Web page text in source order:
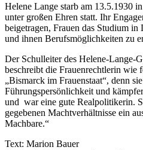
Helene Lange starb am 13.5.1930
unter großen Ehren statt. Ihr
beigetragen, Frauen das Studium
und ihnen Berufsmöglichkeiten zu
Der Schulleiter des Helene-Lange-
beschreibt die Frauenrechtlerin wie
„Bismarck im Frauenstaat“, denn
Führungspersönlichkeit und
und war eine gute Realpolitikerin.
gegebenen Machtverhältnisse ein
Machbare.“
Text: Marion Bauer